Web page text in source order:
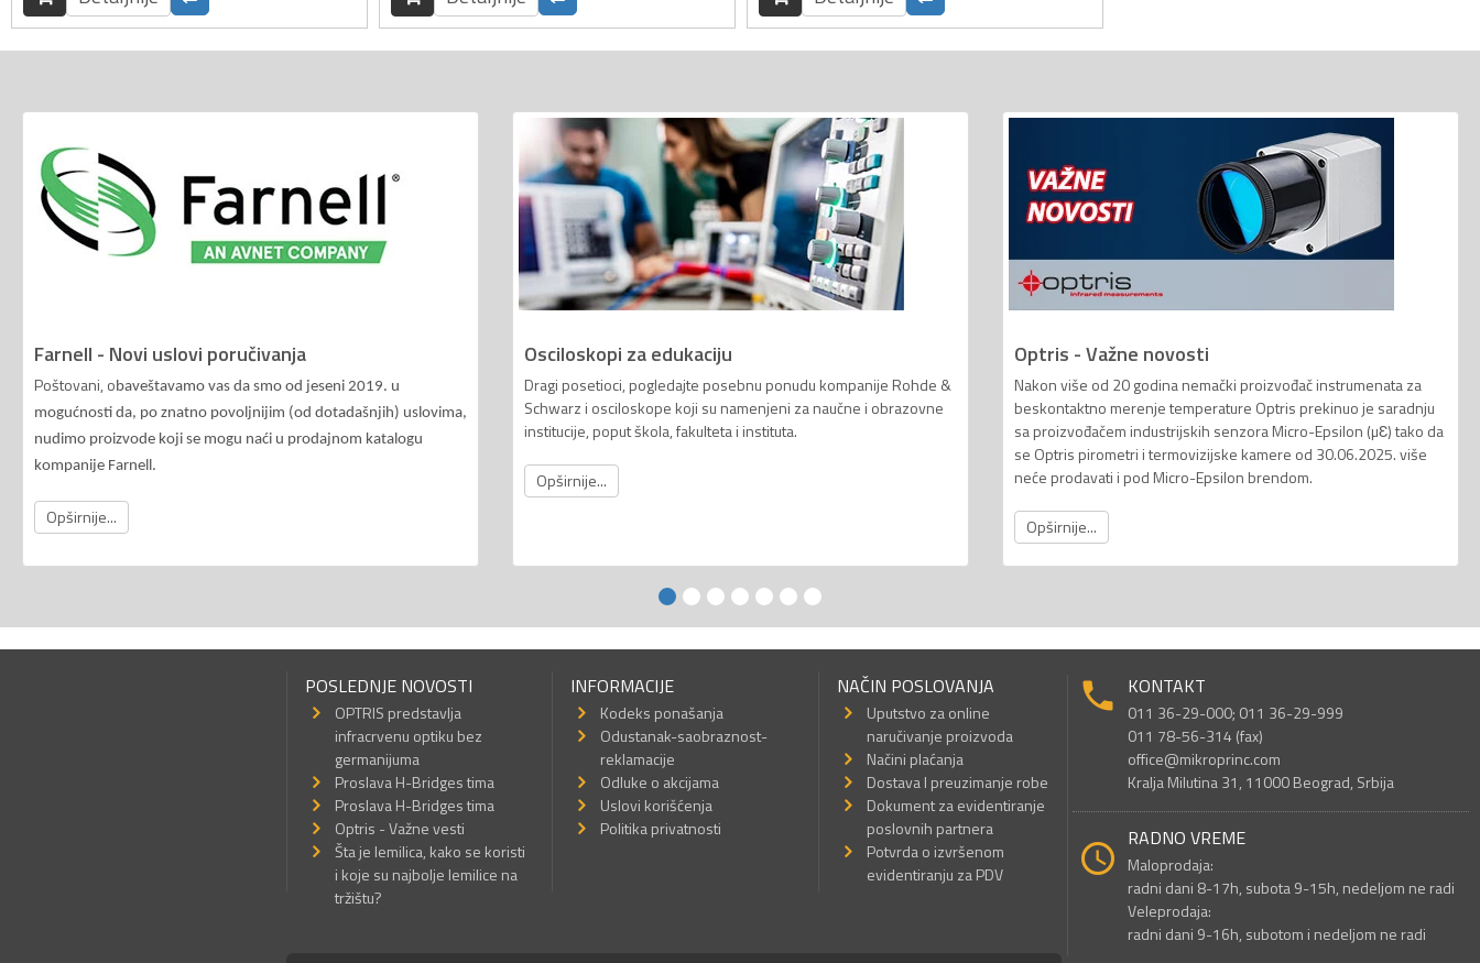
Farnell - Novi uslovi poručivanja
Poštovani, o baveštavamo vas da smo od jeseni 2019. u
mogućnosti da, po znatno povoljnijim (od dotadašnjih) uslovima,
nudimo proizvode koji se mogu naći u prodajnom katalogu
kompanije Farnell.
Opširnije...
Osciloskopi za edukaciju
Dragi posetioci, pogledajte posebnu ponudu kompanije Rohde &
Schwarz i osciloskope koji su namenjeni za naučne i obrazovne
institucije, poput škola, fakulteta i instituta.
Opširnije...
Optris - Važne novosti
Nakon više od 20 godina nemački proizvođač instrumenata za
beskontaktno merenje temperature Optris prekinuo je saradnju
sa proizvođačem industrijskih senzora Micro-Epsilon (µƐ) tako da
se Optris pirometri i termovizijske kamere od 30.06.2025. više
neće prodavati i pod Micro-Epsilon brendom.
Opširnije...
POSLEDNJE NOVOSTI
OPTRIS predstavlja
infracrvenu optiku bez
germanijuma
Proslava H-Bridges tima
Proslava H-Bridges tima
Optris - Važne vesti
Šta je lemilica, kako se koristi
i koje su najbolje lemilice na
tržištu?
INFORMACIJE
Kodeks ponašanja
Odustanak-saobraznost-
reklamacije
Odluke o akcijama
Uslovi korišćenja
Politika privatnosti
NAČIN POSLOVANJA
Uputstvo za online
naručivanje proizvoda
Načini plaćanja
Dostava I preuzimanje robe
Dokument za evidentiranje
poslovnih partnera
Potvrda o izvršenom
evidentiranju za PDV
KONTAKT
011 36-29-000; 011 36-29-999
011 78-56-314 (fax)
office@mikroprinc.com
Kralja Milutina 31, 11000 Beograd, Srbija
RADNO VREME
Maloprodaja:
radni dani 8-17h, subota 9-15h, nedeljom ne radi
Veleprodaja:
radni dani 9-16h, subotom i nedeljom ne radi